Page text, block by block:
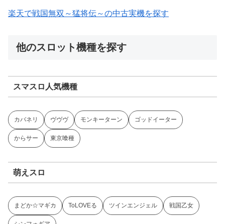
楽天で戦国無双～猛将伝～の中古実機を探す
他のスロット機種を探す
スマスロ人気機種
カバネリ ヴヴヴ モンキーターン ゴッドイーター
からサー 東京喰種
萌えスロ
まどか☆マギカ ToLOVEる ツインエンジェル 戦国乙女